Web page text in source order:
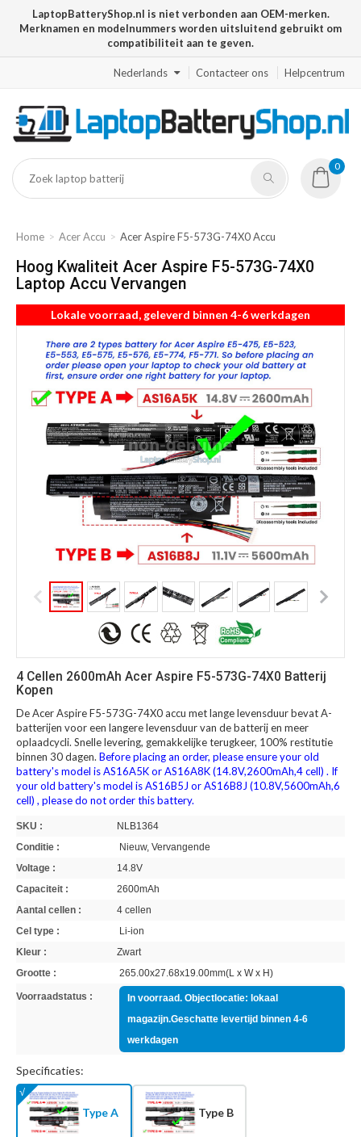
LaptopBatteryShop.nl is niet verbonden aan OEM-merken.
Merknamen en modelnummers worden uitsluitend gebruikt om
compatibiliteit aan te geven.
Nederlands Contacteer ons Helpcentrum
0
Home Acer Accu Acer Aspire F5-573G-74X0 Accu
Hoog Kwaliteit Acer Aspire F5-573G-74X0
Laptop Accu Vervangen
Lokale voorraad, geleverd binnen 4-6 werkdagen
4 Cellen 2600mAh Acer Aspire F5-573G-74X0 Batterij
Kopen
De Acer Aspire F5-573G-74X0 accu met lange levensduur bevat A-
batterijen voor een langere levensduur van de batterij en meer
oplaadcycli. Snelle levering, gemakkelijke terugkeer, 100% restitutie
binnen 30 dagen. Before placing an order, please ensure your old
battery's model is AS16A5K or AS16A8K (14.8V,2600mAh,4 cell) . If
your old battery's model is AS16B5J or AS16B8J (10.8V,5600mAh,6
cell) , please do not order this battery.
SKU :
NLB1364
Conditie :
Nieuw, Vervangende
Voltage :
14.8V
Capaciteit :
2600mAh
Aantal cellen :
4 cellen
Cel type :
Li-ion
Kleur :
Zwart
Grootte :
265.00x27.68x19.00mm(L x W x H)
Voorraadstatus :
In voorraad. Objectlocatie: lokaal
magazijn.Geschatte levertijd binnen 4-6
werkdagen
Specificaties:
Type A Type B